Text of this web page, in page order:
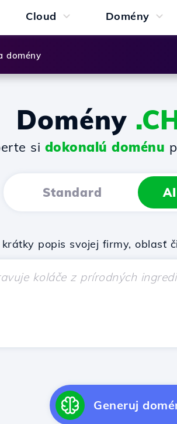
Cloud Domény
domény
Domény
si dokonalú doménu
Standard
popis svojej firmy, oblasť
Generuj